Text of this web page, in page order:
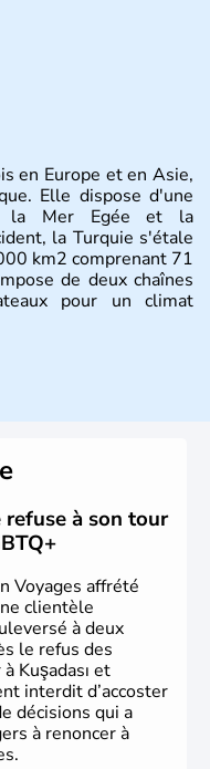
en Europe et en Asie,
Elle dispose d'une
la Mer Egée et la
la Turquie s'étale
km2 comprenant 71
de deux chaînes
pour un climat
de l'Empire
et la Thrace
est proclamée
alors Istanbul au
refuse à son tour
Voyages affrété
clientèle
à deux
le refus des
Kuşadası et
interdit d’accoster
décisions qui a
à renoncer à